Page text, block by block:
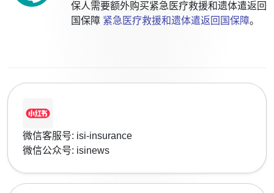
保人需要额外购买紧急医疗救援和遗体遣返回
国保障 紧急医疗救援和遗体遣返回国保障。
微信客服号: isi-insurance
微信公众号: isinews